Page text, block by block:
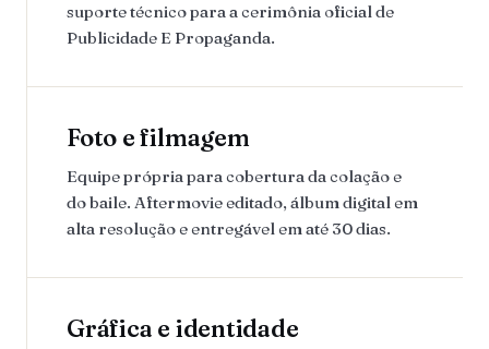
suporte técnico para a cerimônia oficial de
Publicidade E Propaganda.
Foto e filmagem
Equipe própria para cobertura da colação e
do baile. Aftermovie editado, álbum digital em
alta resolução e entregável em até 30 dias.
Gráfica e identidade